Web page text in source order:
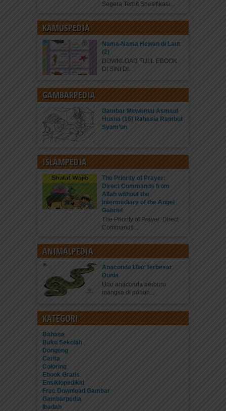
Segera Terbit Spesifikasi...
KAMUSPEDIA
Nama-Nama Hewan di Laut
(2)
DOWNLOAD FULL EBOOK
DI SINI DI...
GAMBARPEDIA
Gambar Mewarnai Asmaul
Husna (16) Rahasia Rambut
Syam’un
ISLAMPEDIA
The Priority of Prayer:
Direct Commands from
Allah without the
Intermediary of the Angel
Gabriel
The Priority of Prayer: Direct
Commands...
ANIMALPEDIA
Anaconda Ular Terbesar
Dunia
Ular anaconda berburu
mangsa di pohon...
KATEGORI
Bahasa
Buku Sekolah
Dongeng
Cerita
Coloring
Ebook Gratis
Ensiklopedikid
Free Download Gambar
Gambarpedia
Ibadah